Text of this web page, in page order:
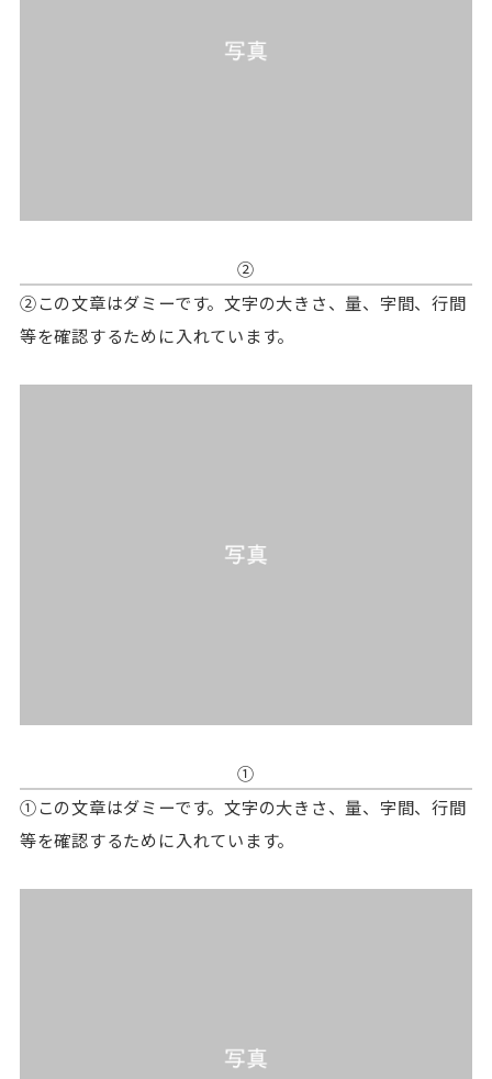
②
②この文章はダミーです。文字の大きさ、量、字間、行間
等を確認するために入れています。
①
①この文章はダミーです。文字の大きさ、量、字間、行間
等を確認するために入れています。